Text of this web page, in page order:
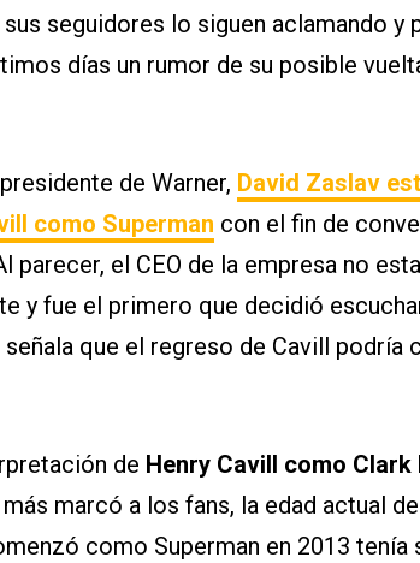
seguidores lo siguen aclamando y
días un rumor de su posible
de Warner, David Zaslav
como Superman con el fin de
parecer, el CEO de la empresa no
y fue el primero que decidió
que el regreso de Cavill podría
de Henry Cavill como Clark
marcó a los fans, la edad actual
como Superman en 2013 tenía